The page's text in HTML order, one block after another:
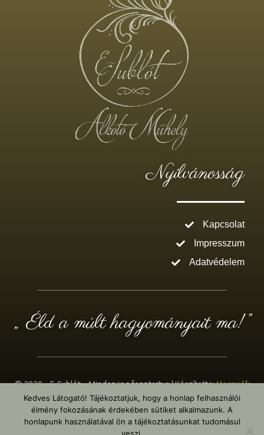
Nyilvánosság
Kapcsolat
Impresszum
Adatvédelem
„ Éld a múlt hagyományait ma!”
© 2020 – E-Sublót – Minden jog fenntartva | Készítette:Hernyák
Gábor e.v.– Design: WordPress & Elementor Pro
Kedves Látogató! Tájékoztatjuk, hogy a honlap felhasználói
élmény fokozásának érdekében sütiket alkalmazunk. A
honlapunk használatával ön a tájékoztatásunkat tudomásul